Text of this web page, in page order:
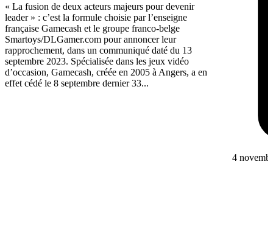
« La fusion de deux acteurs majeurs pour devenir
leader » : c’est la formule choisie par l’enseigne
française Gamecash et le groupe franco-belge
Smartoys/DLGamer.com pour annoncer leur
rapprochement, dans un communiqué daté du 13
septembre 2023. Spécialisée dans les jeux vidéo
d’occasion, Gamecash, créée en 2005 à Angers, a en
effet cédé le 8 septembre dernier 33...
4